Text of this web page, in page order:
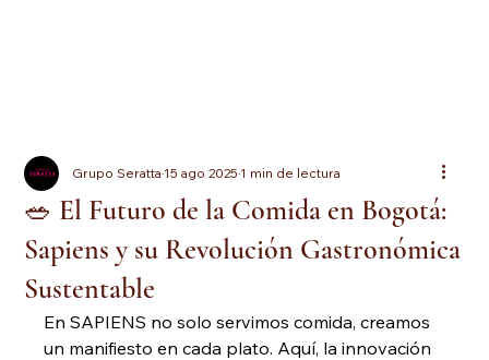
🥗 El Futuro de la Comida en Bogotá:
Sapiens y su Revolución Gastronómica
Sustentable
Grupo Seratta15 ago 20251 min de lectura
En SAPIENS no solo servimos comida, creamos
un manifiesto en cada plato. Aquí, la innovación